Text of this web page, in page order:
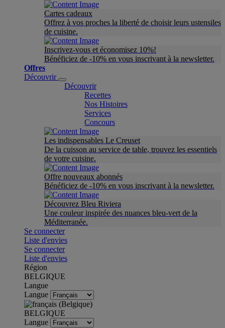
Cartes cadeaux
Offrez à vos proches la liberté de choisir leurs ustensiles
de cuisine.
Inscrivez-vous et économisez 10%!
Bénéficiez de -10% en vous inscrivant à la newsletter.
Offres
Découvrir
Découvrir
Recettes
Nos Histoires
Services
Concours
Les indispensables Le Creuset
De la cuisson au service de table, trouvez les essentiels
de votre cuisine.
Offre nouveaux abonnés
Bénéficiez de -10% en vous inscrivant à la newsletter.
Découvrez Bleu Riviera
Une couleur inspirée des nuances bleu-vert de la
Méditerranée.
Se connecter
Liste d'envies
Se connecter
Liste d'envies
Région
BELGIQUE
Langue
Langue
BELGIQUE
Langue